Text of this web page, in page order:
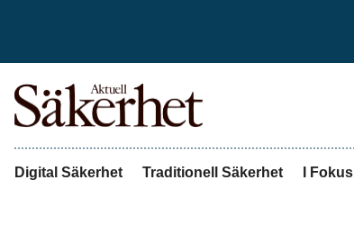
Digital Säkerhet Traditionell Säkerhet I Fokus